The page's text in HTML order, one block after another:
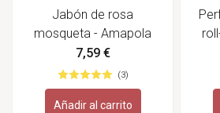
Jabón de rosa
mosqueta - Amapola
Biocosmetics
7,59 €
(3)
Añadir al carrito